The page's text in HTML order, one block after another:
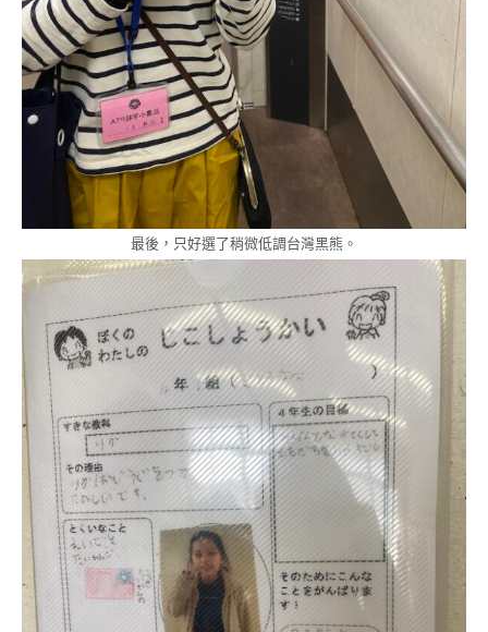
最後，只好選了稍微低調台灣黑熊。